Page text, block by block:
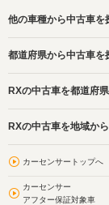
他の車種から中古車を
都道府県から中古車を
RXの中古車を都道府
RXの中古車を地域か
カーセンサートップへ
カーセンサー
アフター保証対象車